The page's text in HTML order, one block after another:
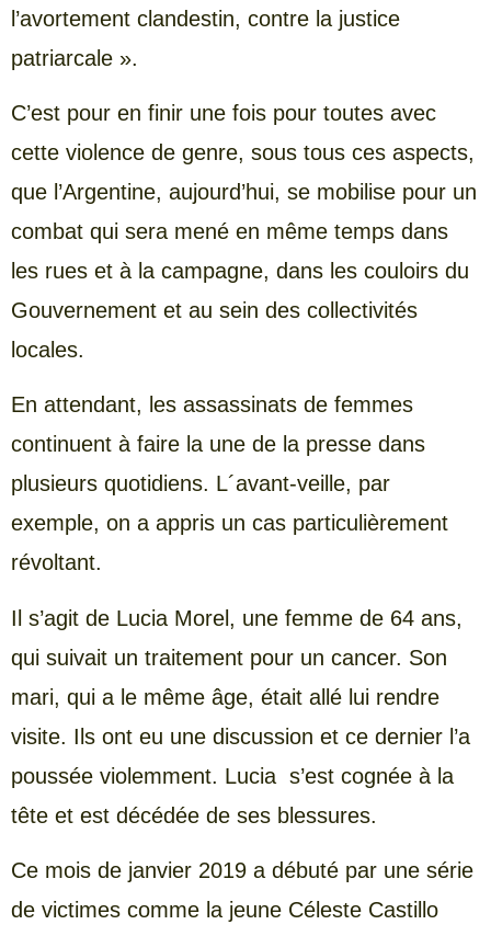
l’avortement clandestin, contre la justice
patriarcale ».
C’est pour en finir une fois pour toutes avec
cette violence de genre, sous tous ces aspects,
que l’Argentine, aujourd’hui, se mobilise pour un
combat qui sera mené en même temps dans
les rues et à la campagne, dans les couloirs du
Gouvernement et au sein des collectivités
locales.
En attendant, les assassinats de femmes
continuent à faire la une de la presse dans
plusieurs quotidiens. L´avant-veille, par
exemple, on a appris un cas particulièrement
révoltant.
Il s’agit de Lucia Morel, une femme de 64 ans,
qui suivait un traitement pour un cancer. Son
mari, qui a le même âge, était allé lui rendre
visite. Ils ont eu une discussion et ce dernier l’a
poussée violemment. Lucia s’est cognée à la
tête et est décédée de ses blessures.
Ce mois de janvier 2019 a débuté par une série
de victimes comme la jeune Céleste Castillo